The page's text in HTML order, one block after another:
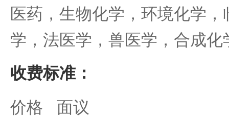
医药，生物化学，环境化学
学，法医学，兽医学，合成
收费标准：
价格 面议